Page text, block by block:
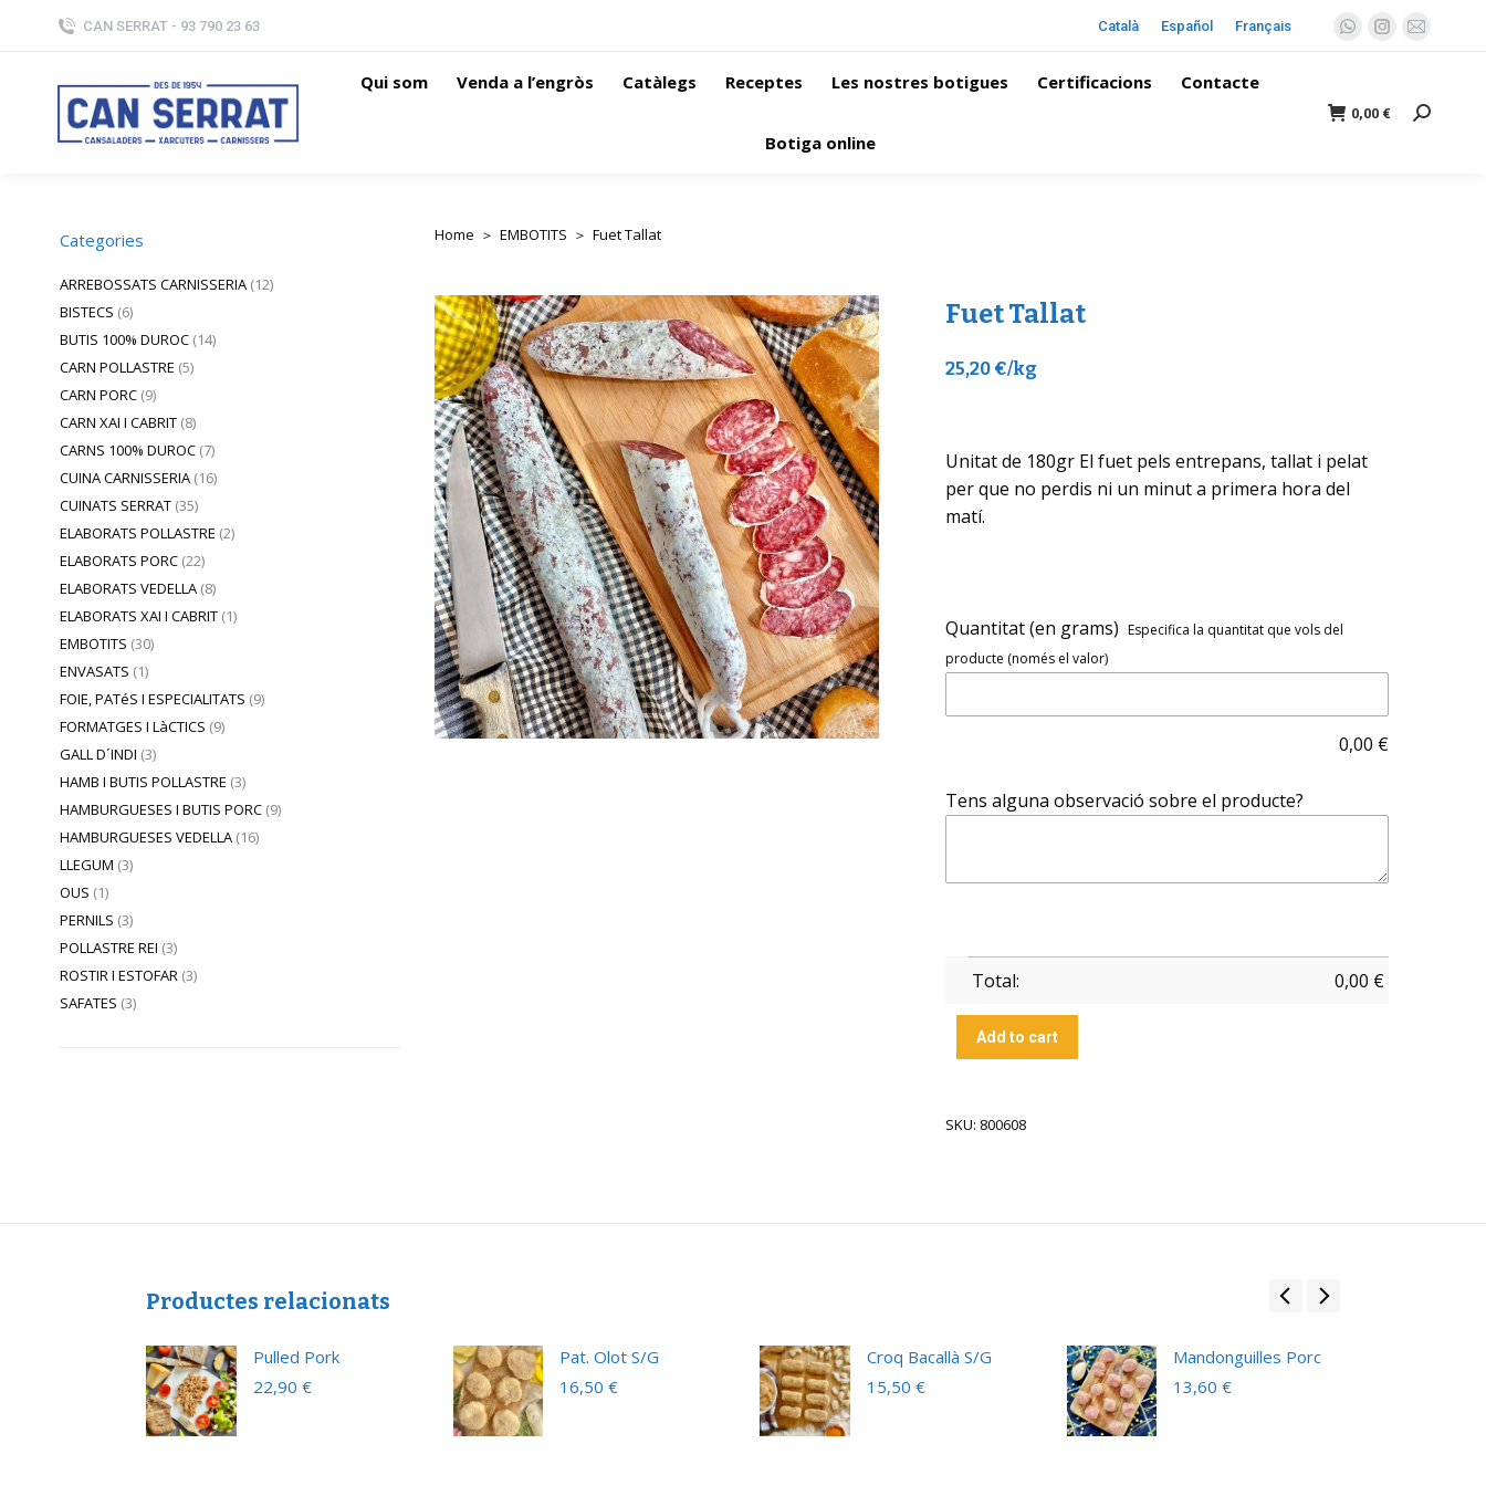
CAN SERRAT - 93 790 23 63 Català Español Français
Qui som Venda a l’engròs Catàlegs Receptes Les nostres botigues Certificacions Contacte
Botiga online
0,00 €
Categories
ARREBOSSATS CARNISSERIA (12)
BISTECS (6)
BUTIS 100% DUROC (14)
CARN POLLASTRE (5)
CARN PORC (9)
CARN XAI I CABRIT (8)
CARNS 100% DUROC (7)
CUINA CARNISSERIA (16)
CUINATS SERRAT (35)
ELABORATS POLLASTRE (2)
ELABORATS PORC (22)
ELABORATS VEDELLA (8)
ELABORATS XAI I CABRIT (1)
EMBOTITS (30)
ENVASATS (1)
FOIE, PATéS I ESPECIALITATS (9)
FORMATGES I LàCTICS (9)
GALL D´INDI (3)
HAMB I BUTIS POLLASTRE (3)
HAMBURGUESES I BUTIS PORC (9)
HAMBURGUESES VEDELLA (16)
LLEGUM (3)
OUS (1)
PERNILS (3)
POLLASTRE REI (3)
ROSTIR I ESTOFAR (3)
SAFATES (3)
You are here:
Home EMBOTITS Fuet Tallat
Fuet Tallat
25,20 €/kg
Unitat de 180gr El fuet pels entrepans, tallat i pelat
per que no perdis ni un minut a primera hora del
matí.
Quantitat (en grams) Especifica la quantitat que vols del
producte (només el valor)
0,00 €
Tens alguna observació sobre el producte?
Total: 0,00 €
Add to cart
SKU: 800608
Productes relacionats
Pulled Pork
22,90 €
Pat. Olot S/G
16,50€
Croq Bacallà S/G
15,50 €
Mandonguilles Porc
13,60€